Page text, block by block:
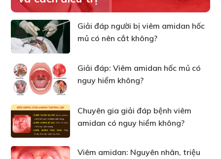
Giải đáp người bị viêm amidan hốc
mủ có nên cắt không?
Giải đáp: Viêm amidan hốc mủ có
nguy hiểm không?
Chuyên gia giải đáp bệnh viêm
amidan có nguy hiểm không?
Viêm amidan: Nguyên nhân, triệu